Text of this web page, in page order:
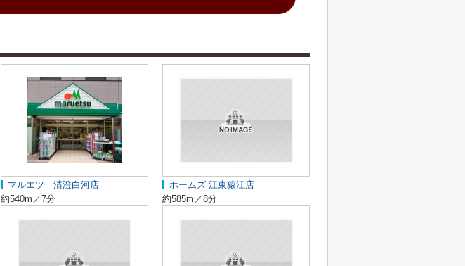
マルエツ 清澄白河店
約540m／7分
ホームズ 江東猿江店
約585m／8分